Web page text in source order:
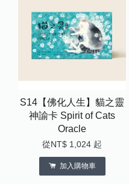
S14【佛化人生】貓之靈
神諭卡 Spirit of Cats
Oracle
從 NT$ 1,024 起
加入購物車